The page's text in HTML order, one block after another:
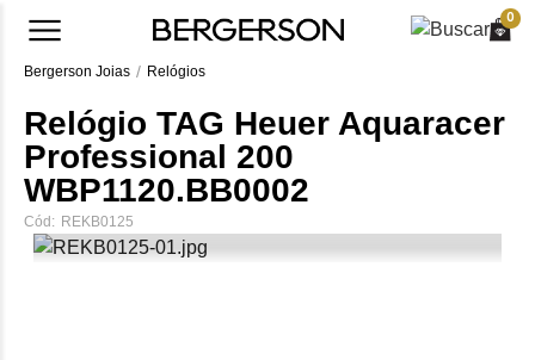
0
Bergerson Joias Relógios
Relógio TAG Heuer Aquaracer
Professional 200
WBP1120.BB0002
Cód: REKB0125